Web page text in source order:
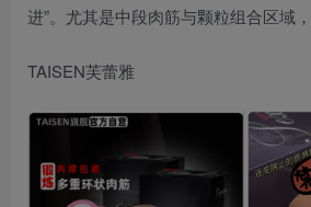
进”。尤其是中段肉筋与颗粒组合区域
TAISEN芙蕾雅